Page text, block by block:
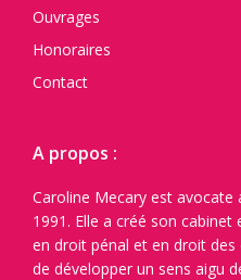
Ouvrages
Honoraires
Contact
A propos :
Caroline Mecary est avocate
1991. Elle a créé son cabinet
en droit pénal et en droit
de développer un sens aigu